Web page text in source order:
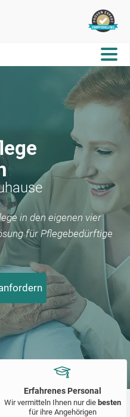
in den eigenen vier
für Pflegebedürftige
Erfahrenes Personal
Wir vermitteln Ihnen nur die besten
für ihre Angehörigen